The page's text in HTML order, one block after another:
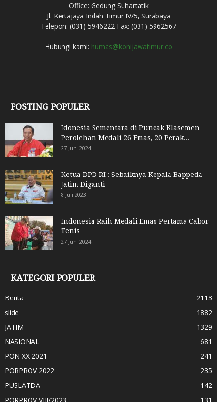
Office: Gedung Suhartatik
Jl. Kertajaya Indah Timur IV/5, Surabaya
Telepon: (031) 5946222 Fax: (031) 5962567
Hubungi kami: humas@konijawatimur.co
POSTING POPULER
Idonesia Sementara di Puncak Klasemen
Perolehan Medali 26 Emas, 20 Perak...
27 Juni 2024
Ketua DPD RI : Sebaiknya Kepala Bappeda
Jatim Diganti
8 Juli 2023
Indonesia Raih Medali Emas Pertama Cabor
Tenis
27 Juni 2024
KATEGORI POPULER
Berita
2113
slide
1882
JATIM
1329
NASIONAL
681
PON XX 2021
241
PORPROV 2022
235
PUSLATDA
142
PORPROV VIII/2023
131